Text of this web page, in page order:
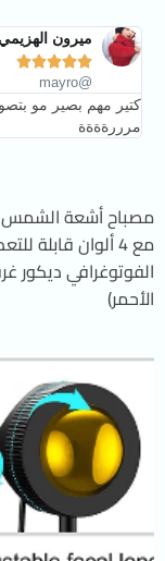
ميرون الهزيمي





@mayro
كتير مهم بصير مو
مرررةةةة
مصباح أشعة
مع 4 ألوان قابلة
الفوتوغرافي
الأحمر)